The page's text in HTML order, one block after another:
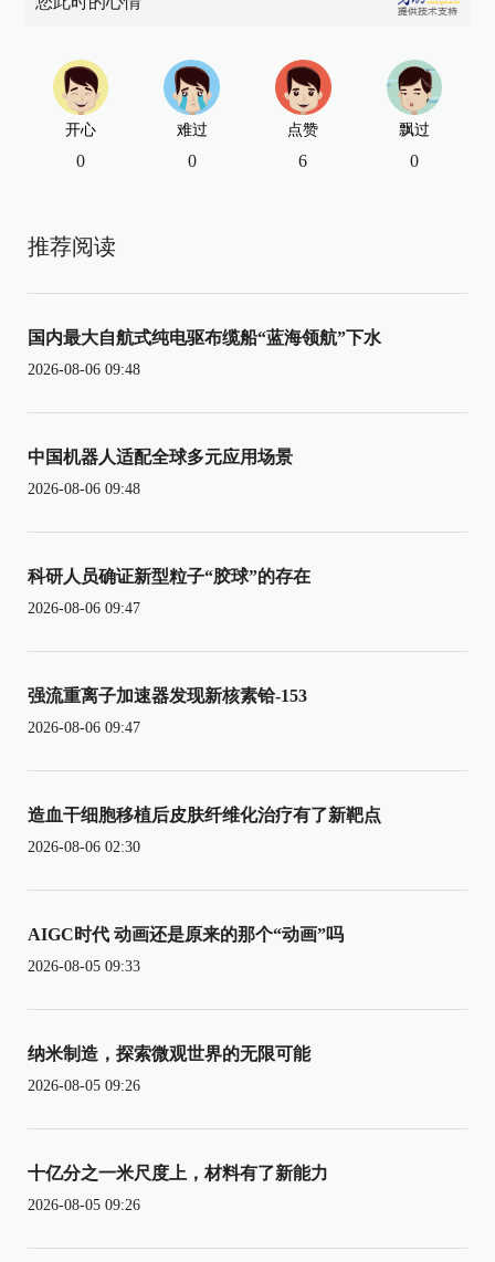
开心
0
难过
0
点赞
6
飘过
0
推荐阅读
国内最大自航式纯电驱布缆船“蓝海领航”下水
2026-08-06 09:48
中国机器人适配全球多元应用场景
2026-08-06 09:48
科研人员确证新型粒子“胶球”的存在
2026-08-06 09:47
强流重离子加速器发现新核素铪-153
2026-08-06 09:47
造血干细胞移植后皮肤纤维化治疗有了新靶点
2026-08-06 02:30
AIGC时代 动画还是原来的那个“动画”吗
2026-08-05 09:33
纳米制造，探索微观世界的无限可能
2026-08-05 09:26
十亿分之一米尺度上，材料有了新能力
2026-08-05 09:26